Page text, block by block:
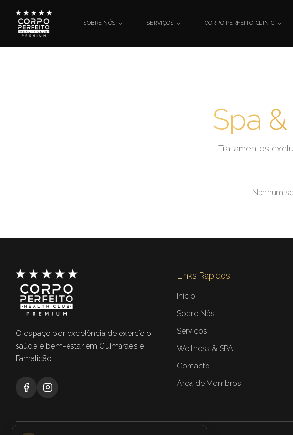
SOBRE NÓS SERVIÇOS CORPO PERFEITO CLINIC
Spa
Tratamentos
Nenhum
O espaço por excelência de exercício,
saúde e bem-estar em Guimarães e
Famalicão.
Links Rápidos
Início
Sobre Nós
Serviços
Wellness & SPA
Contacto
Área de Membros